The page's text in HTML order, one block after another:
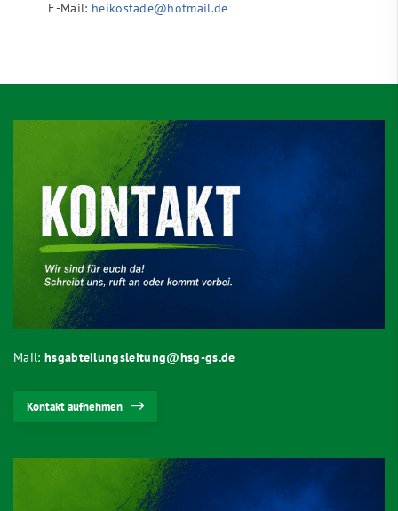
E-Mail: heikostade@hotmail.de
Mail: hsgabteilungsleitung@hsg-gs.de
Kontakt aufnehmen